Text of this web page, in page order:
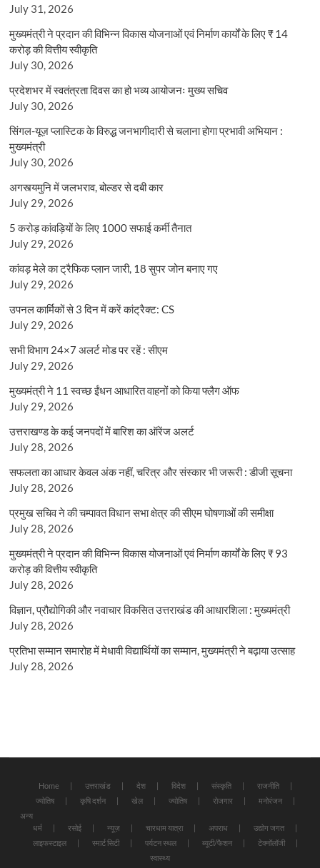
July 31, 2026
मुख्यमंत्री ने प्रदान की विभिन्न विकास योजनाओं एवं निर्माण कार्यों के लिए ₹ 14
करोड़ की वित्तीय स्वीकृति
July 30, 2026
प्रदेशभर में स्वतंत्रता दिवस का हो भव्य आयोजनः मुख्य सचिव
July 30, 2026
सिंगल-यूज़ प्लास्टिक के विरुद्ध जनभागीदारी से चलाना होगा प्रभावी अभियान :
मुख्यमंत्री
July 30, 2026
अगस्त्यमुनि में जलभराव, बोल्डर से दबी कार
July 29, 2026
5 करोड़ कांवड़ियों के लिए 1000 सफाई कर्मी तैनात
July 29, 2026
कांवड़ मेले का ट्रैफिक प्लान जारी, 18 सुपर जोन बनाए गए
July 29, 2026
उपनल कार्मिकों से 3 दिन में करें कांट्रैक्ट: CS
July 29, 2026
सभी विभाग 24×7 अलर्ट मोड पर रहें : सीएम
July 29, 2026
मुख्यमंत्री ने 11 स्वच्छ ईंधन आधारित वाहनों को किया फ्लैग ऑफ
July 29, 2026
उत्तराखण्ड के कई जनपदों में बारिश का ऑरेंज अलर्ट
July 28, 2026
सफलता का आधार केवल अंक नहीं, चरित्र और संस्कार भी जरूरी : डीजी सूचना
July 28, 2026
प्रमुख सचिव ने की चम्पावत विधान सभा क्षेत्र की सीएम घोषणाओं की समीक्षा
July 28, 2026
मुख्यमंत्री ने प्रदान की विभिन्न विकास योजनाओं एवं निर्माण कार्यों के लिए ₹ 93
करोड़ की वित्तीय स्वीकृति
July 28, 2026
विज्ञान, प्रौद्योगिकी और नवाचार विकसित उत्तराखंड की आधारशिला : मुख्यमंत्री
July 28, 2026
प्रतिभा सम्मान समारोह में मेधावी विद्यार्थियों का सम्मान, मुख्यमंत्री ने बढ़ाया उत्साह
July 28, 2026
Home उत्तराखंड देश विदेश संस्कृति
राजनीति
ज्योतिष
कृषि दर्शन खेल ज्योतिष रोजगार
मनोरंजन
अन्य
धर्म
रसोई न्यूज़ चारधाम यात्रा अपराध
उद्योग जगत
लाइफस्टाइल
स्मार्ट सिटी पर्यटन स्थल ब्यूटी/फैशन
टेक्नॉलॉजी
स्वास्थ्य